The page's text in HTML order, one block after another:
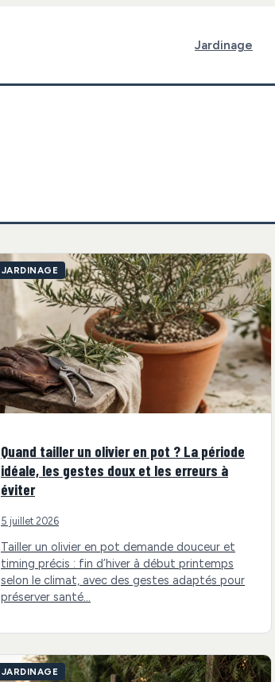
Jardinage
JARDINAGE
Quand tailler un olivier en pot ? La période
idéale, les gestes doux et les erreurs à
éviter
5 juillet 2026
Tailler un olivier en pot demande douceur et
timing précis : fin d’hiver à début printemps
selon le climat, avec des gestes adaptés pour
préserver santé…
JARDINAGE